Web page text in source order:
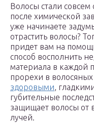
Волосы стали
после химической
уже начинаете
отрастить волосы?
придет вам на
способ восполнить
материала в каждой
прорехи в волосяных
здоровыми,
губительные
защищает волосы от
лучей.